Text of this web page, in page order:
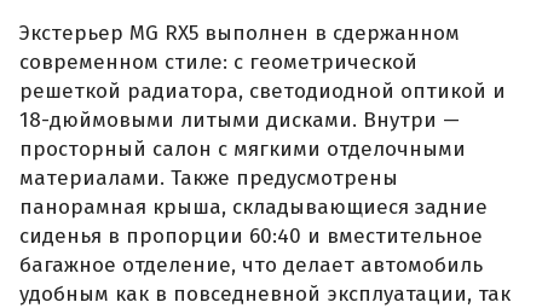
Экстерьер MG RX5 выполнен в сдержанном
современном стиле: с геометрической
решеткой радиатора, светодиодной оптикой и
18-дюймовыми литыми дисками. Внутри —
просторный салон с мягкими отделочными
материалами. Также предусмотрены
панорамная крыша, складывающиеся задние
сиденья в пропорции 60:40 и вместительное
багажное отделение, что делает автомобиль
удобным как в повседневной эксплуатации, так